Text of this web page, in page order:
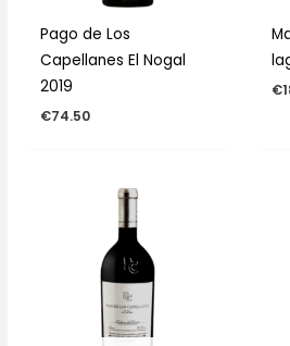
Pago de Los
Capellanes El Nogal
2019
€74.50
€